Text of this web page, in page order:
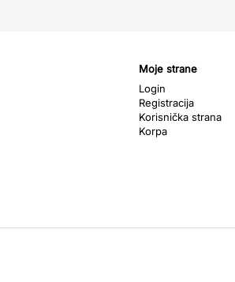
Moje strane
Login
Registracija
Korisnička strana
Korpa